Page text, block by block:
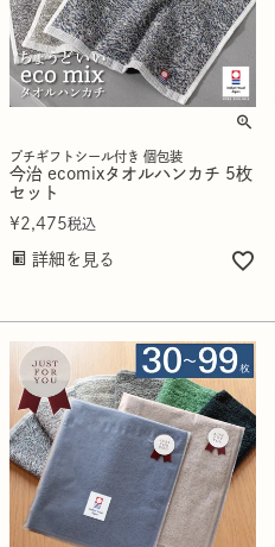
プチギフトシール付き 個包装
今治 ecomixタオルハンカチ 5枚
セット
¥2,475税込
詳細を見る